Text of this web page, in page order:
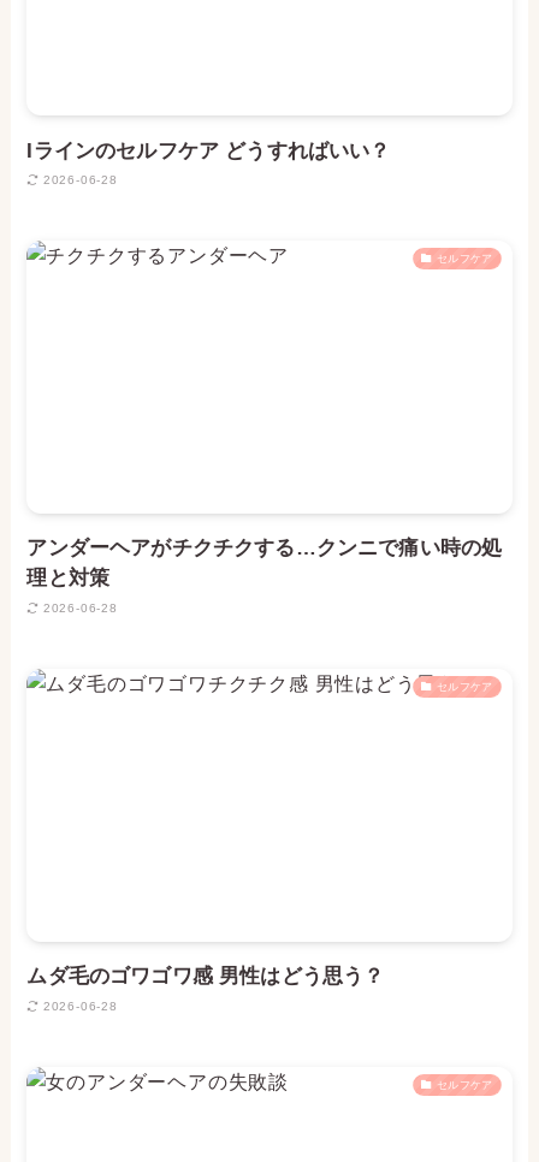
Iラインのセルフケア どうすればいい？
2026-06-28
セルフケア
アンダーヘアがチクチクする…クンニで痛い時の処
理と対策
2026-06-28
セルフケア
ムダ毛のゴワゴワ感 男性はどう思う？
2026-06-28
セルフケア